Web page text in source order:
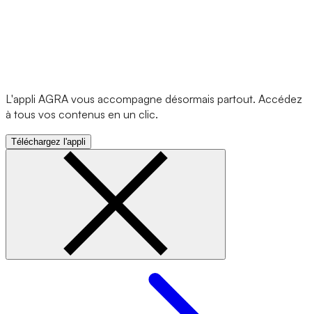
L'appli AGRA vous accompagne désormais partout. Accédez
à tous vos contenus en un clic.
Téléchargez l'appli